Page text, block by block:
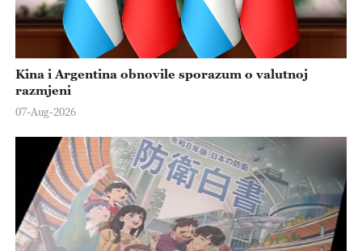
Kina i Argentina obnovile sporazum o valutnoj
razmjeni
07-Aug-2026